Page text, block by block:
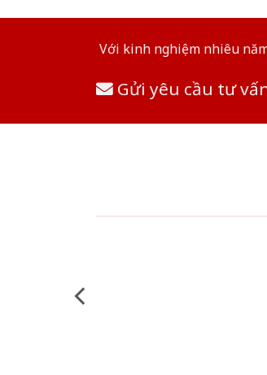
Với kinh nghiệm nhiêu
Gửi yêu cầu tư